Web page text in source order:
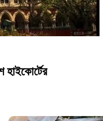
হাইকোর্টের